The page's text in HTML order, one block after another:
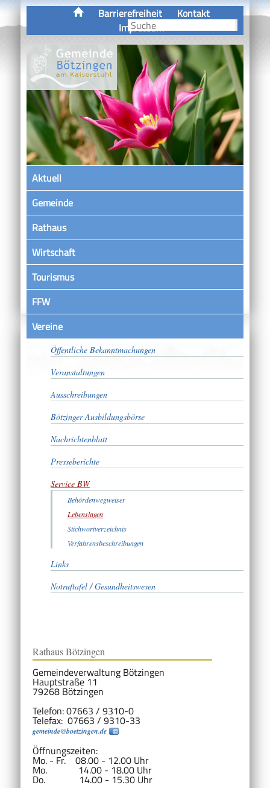
Barrierefreiheit
Kontakt
Impressum
Aktuell
Gemeinde
Rathaus
Wirtschaft
Tourismus
FFW
VereineSatzungen
Öffentliche Bekanntmachungen
Veranstaltungen
Ausschreibungen
Bötzinger Ausbildungsbörse
Nachrichtenblatt
Presseberichte
Service BW
Behördenwegweiser
Lebenslagen
Stichwortverzeichnis
Verfahrensbeschreibungen
Links
Notruftafel / Gesundheitswesen
Rathaus Bötzingen
Gemeindeverwaltung Bötzingen
Hauptstraße 11
79268 Bötzingen
Telefon: 07663 / 9310-0
Telefax: 07663 / 9310-33
gemeinde@boetzingen.de
Öffnungszeiten:
Mo. - Fr. 08.00 - 12.00 Uhr
Mo. 14.00 - 18.00 Uhr
Do. 14.00 - 15.30 Uhr